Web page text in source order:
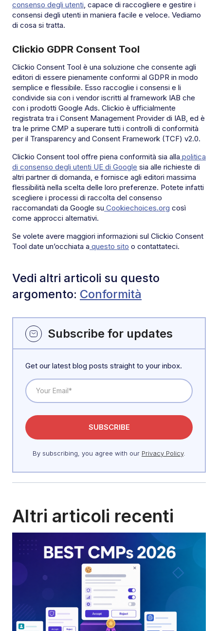
consenso degli utenti, capace di raccogliere e gestire i
consensi degli utenti in maniera facile e veloce. Vediamo
di cosa si tratta.
Clickio GDPR Consent Tool
Clickio Consent Tool è una soluzione che consente agli
editori di essere pienamente conformi al GDPR in modo
semplice e flessibile. Esso raccoglie i consensi e li
condivide sia con i vendor iscritti al framework IAB che
con i prodotti Google Ads. Clickio è ufficialmente
registrata tra i Consent Management Provider di IAB, ed è
tra le prime CMP a superare tutti i controlli di conformità
per il Transparency and Consent Framework (TCF) v2.0.
Clickio Consent tool offre piena conformità sia alla politica
di consenso degli utenti UE di Google sia alle richieste di
altri partner di domanda, e fornisce agli editori massima
flessibilità nella scelta delle loro preferenze. Potete infatti
scegliere i processi di raccolta del consenso
raccomandati da Google su Cookiechoices.org così
come approcci alternativi.
Se volete avere maggiori informazioni sul Clickio Consent
Tool date un’occhiata a questo sito o contattateci.
Vedi altri articoli su questo
argomento: Conformità
Subscribe for updates
Get our latest blog posts straight to your inbox.
By subscribing, you agree with our Privacy Policy.
Altri articoli recenti